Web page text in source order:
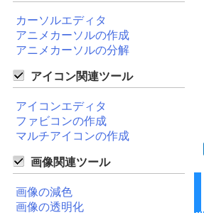
カーソルエディタ
アニメカーソルの作成
アニメカーソルの分解
アイコン関連ツール
アイコンエディタ
ファビコンの作成
マルチアイコンの作成
画像関連ツール
画像の減色
画像の透明化